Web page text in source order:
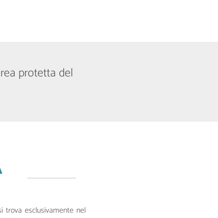
protetta del
trova esclusivamente nel